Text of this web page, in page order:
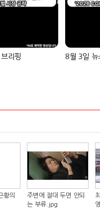
리핑 8월 3일 뉴
황의
주변에 절대 두면 안되
는 부류.jpg